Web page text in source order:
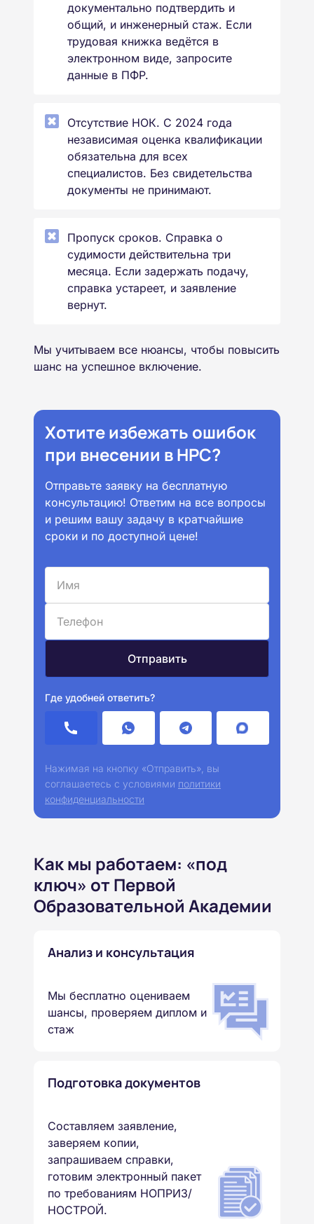
документально подтвердить и
общий, и инженерный стаж. Если
трудовая книжка ведётся в
электронном виде, запросите
данные в ПФР.
Отсутствие НОК. С 2024 года
независимая оценка квалификации
обязательна для всех
специалистов. Без свидетельства
документы не принимают.
Пропуск сроков. Справка о
судимости действительна три
месяца. Если задержать подачу,
справка устареет, и заявление
вернут.
Мы учитываем все нюансы, чтобы повысить
шанс на успешное включение.
Хотите избежать ошибок
при внесении в НРС?
Отправьте заявку на бесплатную
консультацию! Ответим на все вопросы
и решим вашу задачу в кратчайшие
сроки и по доступной цене!
Где удобней ответить?
Нажимая на кнопку «Отправить», вы
соглашаетесь с условиями политики
конфиденциальности
Как мы работаем: «под
ключ» от Первой
Образовательной Академии
Анализ и консультация
Мы бесплатно оцениваем
шансы, проверяем диплом и
стаж
Подготовка документов
Составляем заявление,
заверяем копии,
запрашиваем справки,
готовим электронный пакет
по требованиям НОПРИЗ/
НОСТРОЙ.